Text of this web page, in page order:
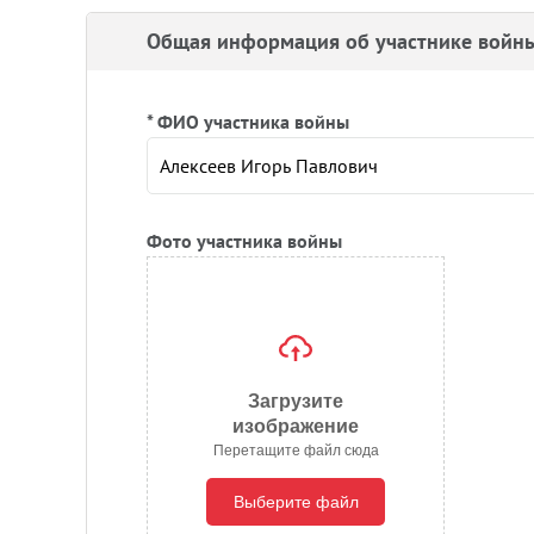
Общая информация об участнике
* ФИО участника войны
Фото участника войны
Загрузите
изображение
Перетащите файл сюда